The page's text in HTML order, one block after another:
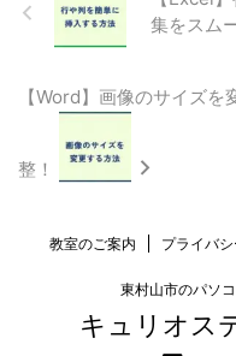
集をスム
【Word】画像のサイズ
整！
教室のご案内 プライバ
東村山市のパソ
キュリオス